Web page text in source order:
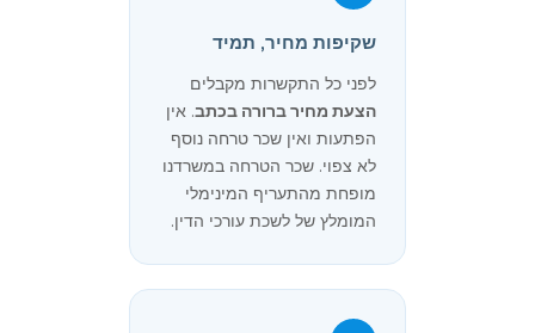
שקיפות מחיר, תמיד
לפני כל התקשרות מקבלים
הצעת מחיר ברורה בכתב. אין
הפתעות ואין שכר טרחה נוסף
לא צפוי. שכר הטרחה במשרדנו
מופחת מהתעריף המינימלי
המומלץ של לשכת עורכי הדין.